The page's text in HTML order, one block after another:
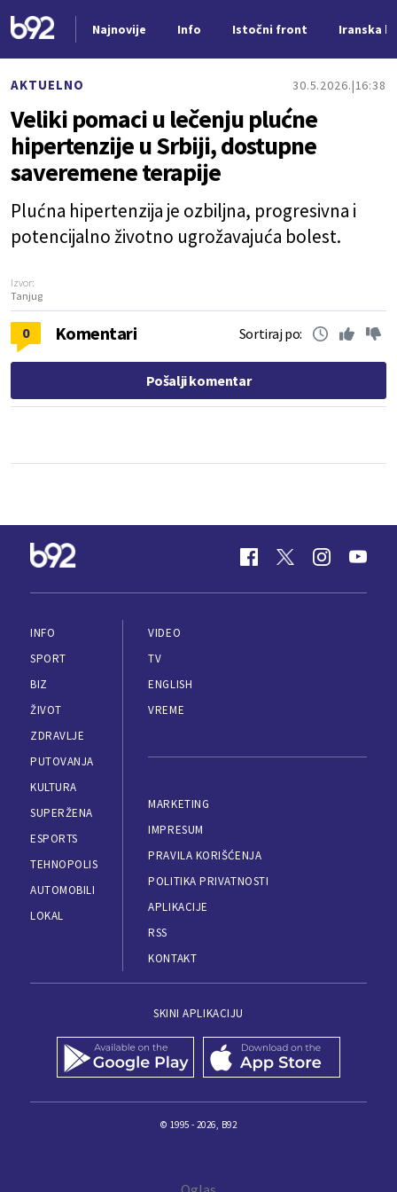
Najnovije Info Istočni front Iranska
AKTUELNO 30.5.2026. 16:38
Veliki pomaci u lečenju plućne
hipertenzije u Srbiji, dostupne
saveremene terapije
Plućna hipertenzija je ozbiljna, progresivna i
potencijalno životno ugrožavajuća bolest.
Izvor:
Tanjug
0 Komentari Sortiraj po:
Pošalji komentar
INFO
SPORT
BIZ
ŽIVOT
ZDRAVLJE
PUTOVANJA
KULTURA
SUPERŽENA
ESPORTS
TEHNOPOLIS
AUTOMOBILI
LOKAL
VIDEO
TV
ENGLISH
VREME
MARKETING
IMPRESUM
PRAVILA KORIŠĆENJA
POLITIKA PRIVATNOSTI
APLIKACIJE
RSS
KONTAKT
SKINI APLIKACIJU
© 1995 - 2026, B92